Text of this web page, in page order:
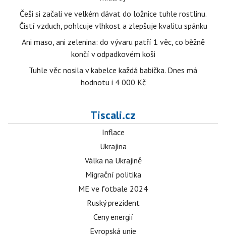
Češi si začali ve velkém dávat do ložnice tuhle rostlinu.
Čistí vzduch, pohlcuje vlhkost a zlepšuje kvalitu spánku
Ani maso, ani zelenina: do vývaru patří 1 věc, co běžně
končí v odpadkovém koši
Tuhle věc nosila v kabelce každá babička. Dnes má
hodnotu i 4 000 Kč
Tiscali.cz
Inflace
Ukrajina
Válka na Ukrajině
Migrační politika
ME ve fotbale 2024
Ruský prezident
Ceny energií
Evropská unie